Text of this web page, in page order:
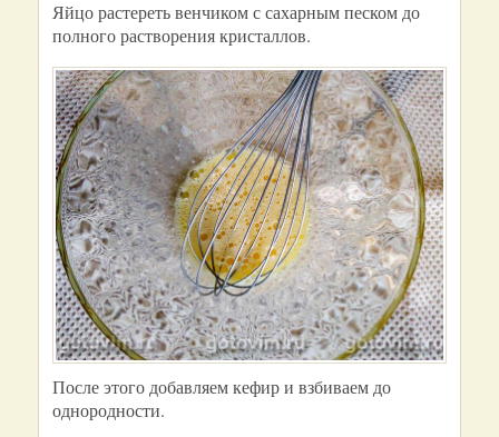
Яйцо растереть венчиком с сахарным песком до
полного растворения кристаллов.
После этого добавляем кефир и взбиваем до
однородности.